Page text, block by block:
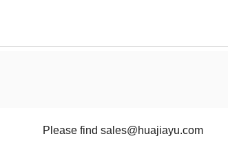
Please find sales@huajiayu.com